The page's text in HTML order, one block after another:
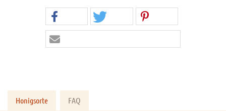
Honigsorte FAQ